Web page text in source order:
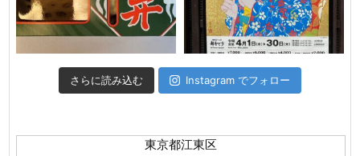
さらに読み込む Instagram でフォロー
東京都江東区